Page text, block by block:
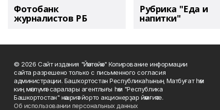
Фотобанк
журналистов РБ
Рубрика "Еда и
напитки"
© 2026 Сайт издания "Йәнтөйәк" Копирование информации
сайта разрешено только с письменного согласия
администрации. Башҡортостан Республикаһының Матбуғат һәм
киң мәғлүмәт саралары агентлығы һәм "Республика
Башкортостан" нәшриәт йорто акционерҙар йәмғиәте.
Об использовании персональных данных